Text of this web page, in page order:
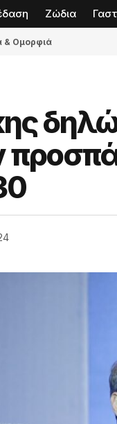
Ζώδια
& Ομορφιά